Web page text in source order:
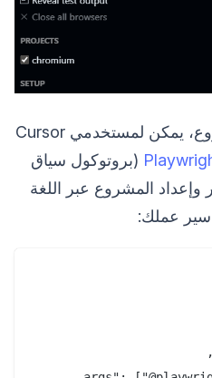
لتحقيق تكامل أعمق للمشروع، يمكن لمستخدمي Cursor
(بروتوكول سياق
وإعداد المشروع عبر اللغة
سير عملك: